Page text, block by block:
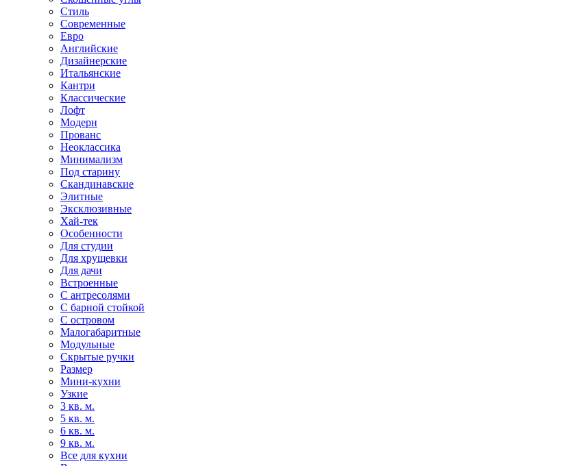
Стиль
Современные
Евро
Английские
Дизайнерские
Итальянские
Кантри
Классические
Лофт
Модерн
Прованс
Неоклассика
Минимализм
Под старину
Скандинавские
Элитные
Эксклюзивные
Хай-тек
Особенности
Для студии
Для хрущевки
Для дачи
Встроенные
С антресолями
С барной стойкой
С островом
Малогабаритные
Модульные
Скрытые ручки
Размер
Мини-кухни
Узкие
3 кв. м.
5 кв. м.
6 кв. м.
9 кв. м.
Все для кухни